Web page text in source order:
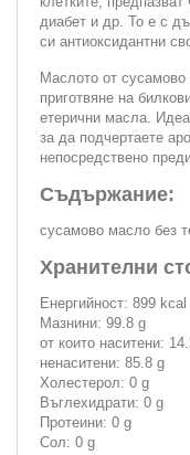
диабет и др. То е с
си антиоксидантни
Маслото от
приготвяне на
етерични масла.
за да подчертаете
непосредствено
Съдържание:
сусамово масло без
Хранителни
Енергийност: 899 kcal
Мазнини: 99.8 g
от които наситени:
ненаситени: 85.8 g
Холестерол: 0 g
Въглехидрати: 0 g
Протеини: 0 g
Сол: 0 g